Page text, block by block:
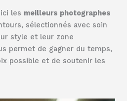
les meilleurs photographes
sélectionnés avec soin
style et leur zone
permet de gagner du temps,
possible et de soutenir les